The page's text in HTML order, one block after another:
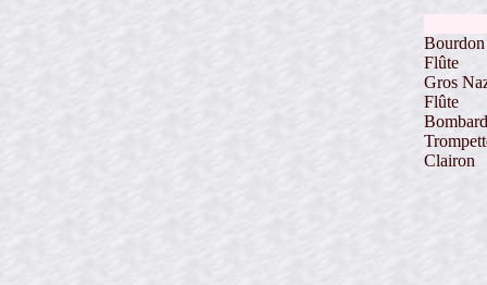
Bourdon
Flûte
Gros
Flûte
Clairon